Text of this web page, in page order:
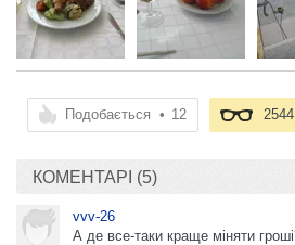
Подобається • 12 2544
КОМЕНТАРІ (5)
vvv-26
А де все-таки краще міняти